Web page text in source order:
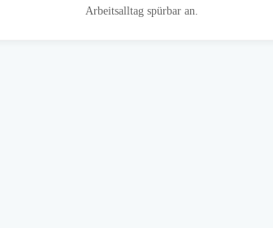
Arbeitsalltag spürbar an.